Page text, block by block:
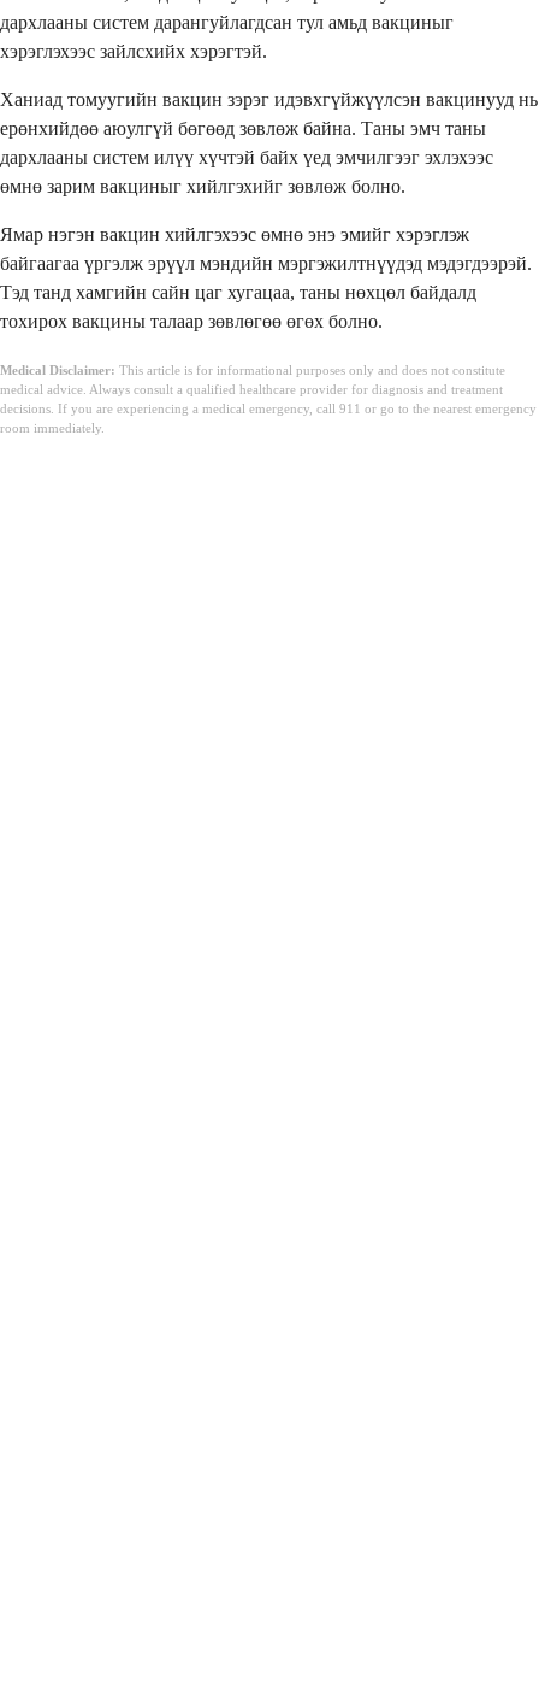
дархлааны систем дарангуйлагдсан тул амьд вакциныг
хэрэглэхээс зайлсхийх хэрэгтэй.
Ханиад томуугийн вакцин зэрэг идэвхгүйжүүлсэн вакцинууд нь
ерөнхийдөө аюулгүй бөгөөд зөвлөж байна. Таны эмч таны
дархлааны систем илүү хүчтэй байх үед эмчилгээг эхлэхээс
өмнө зарим вакциныг хийлгэхийг зөвлөж болно.
Ямар нэгэн вакцин хийлгэхээс өмнө энэ эмийг хэрэглэж
байгаагаа үргэлж эрүүл мэндийн мэргэжилтнүүдэд мэдэгдээрэй.
Тэд танд хамгийн сайн цаг хугацаа, таны нөхцөл байдалд
тохирох вакцины талаар зөвлөгөө өгөх болно.
Medical Disclaimer: This article is for informational purposes only and does not constitute
medical advice. Always consult a qualified healthcare provider for diagnosis and treatment
decisions. If you are experiencing a medical emergency, call 911 or go to the nearest emergency
room immediately.